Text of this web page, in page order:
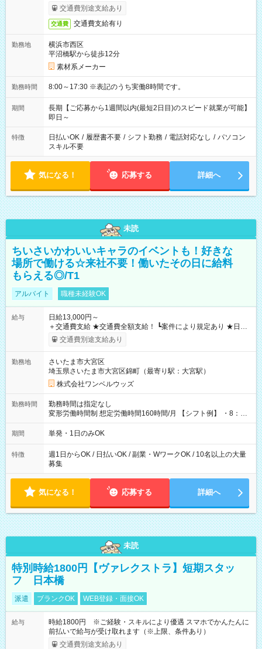
交通費別途支給あり
交通費 交通費支給有り
勤務地
横浜市西区
平沼橋駅から徒歩12分
素材系メーカー
勤務時間 8:00～17:30 ※表記のうち実働8時間です。
期間
長期【ご応募から1週間以内(最短2日目)のスピード就業が可能】
即日～
特徴 日払いOK / 履歴書不要 / シフト勤務 / 電話対応なし / パソコン
スキル不要
気になる！ 応募する 詳細へ
未読
ちいさいかわいいキャラのイベントも！好きな
場所で働ける☆来社不要！働いたその日に給料
もらえる◎/T1
アルバイト 職種未経験OK
給与
日給13,000円～
＋交通費支給 ★交通費全額支給！ ┗案件により規定あり ★日払
いOK！（規定あり） ┗働いたその日に現金GET♪ お仕事後はコ
ンビニATMから 日払い分を引き落とせます！ 【試用期間】試
交通費別途支給あり
勤務地
さいたま市大宮区
埼玉県さいたま市大宮区錦町（最寄り駅：大宮駅）
株式会社ワンベルウッズ
勤務時間
勤務時間は指定なし
変形労働時間制 想定労働時間160時間/月 【シフト例】 ・8：00
～21：00
期間 単発・1日のみOK
特徴
週1日からOK / 日払いOK / 副業・WワークOK / 10名以上の大量
募集
気になる！ 応募する 詳細へ
未読
特別時給1800円【ヴァレクストラ】短期スタッ
フ 日本橋
派遣 ブランクOK WEB登録・面接OK
給与
時給1800円 ※ご経験・スキルにより優遇 スマホでかんたんに
前払いで給与が受け取れます（※上限、条件あり）
交通費別途支給あり